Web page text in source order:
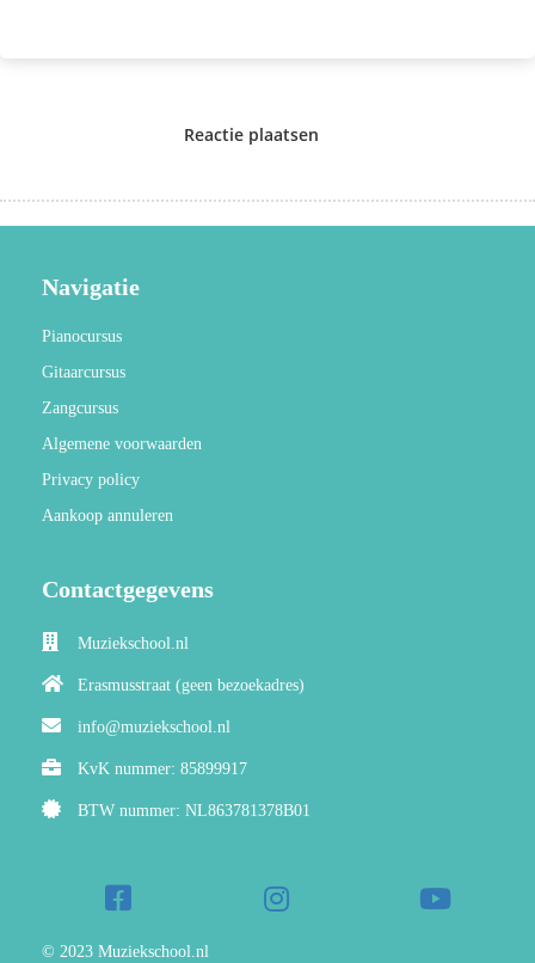
Reactie plaatsen
Navigatie
Pianocursus
Gitaarcursus
Zangcursus
Algemene voorwaarden
Privacy policy
Aankoop annuleren
Contactgegevens
Muziekschool.nl
Erasmusstraat (geen bezoekadres)
info@muziekschool.nl
KvK nummer: 85899917
BTW nummer: NL863781378B01
© 2023 Muziekschool.nl